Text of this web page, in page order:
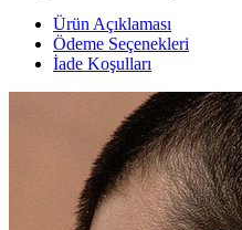
Ürün Açıklaması
Ödeme Seçenekleri
İade Koşulları